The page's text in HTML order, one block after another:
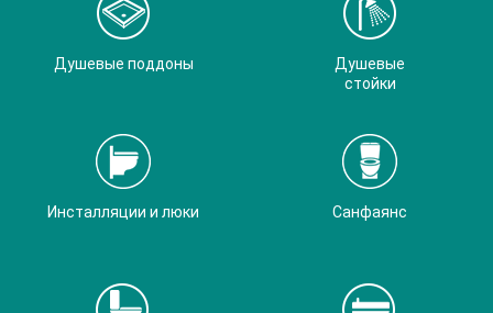
Душевые поддоны
Душевые
стойки
Инсталляции и люки Санфаянс